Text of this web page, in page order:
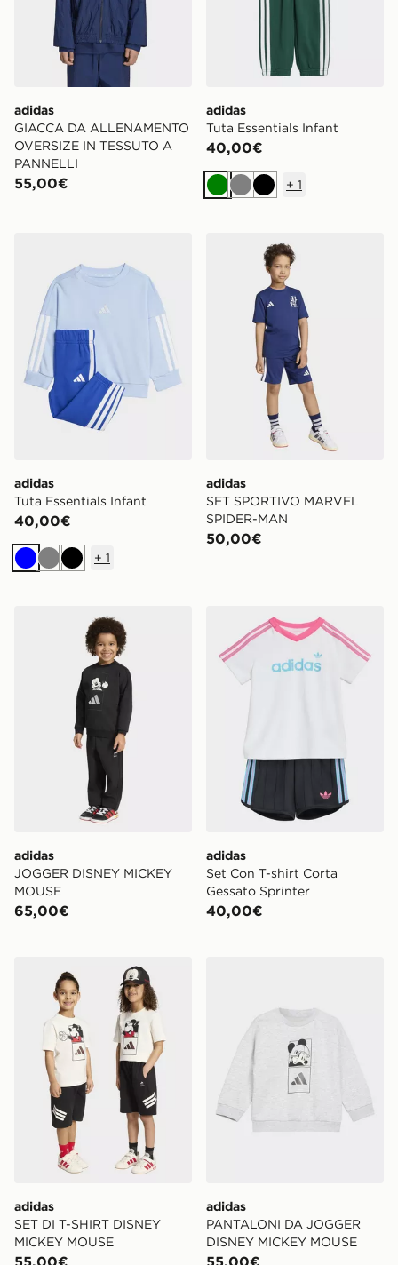
adidas
GIACCA DA ALLENAMENTO
OVERSIZE IN TESSUTO A
PANNELLI
55,00€
adidas
Tuta Essentials Infant
40,00€
VerdeGrigioNero
+ 1
adidas
Tuta Essentials Infant
40,00€
BluGrigioNero
+ 1
adidas SET SPORTIVO
adidas
SET SPORTIVO MARVEL
SPIDER-MAN
50,00€
adidas JOGGER DISNEY MICKEY MOUSE
adidas
JOGGER DISNEY MICKEY
MOUSE
65,00€
adidas Set Con T-shirt
adidas
Set Con T-shirt Corta
Gessato Sprinter
40,00€
adidas SET DI T-SHIRT DISNEY MICKEY MOUSE
adidas
SET DI T-SHIRT DISNEY
MICKEY MOUSE
adidas
PANTALONI DA JOGGER
DISNEY MICKEY MOUSE